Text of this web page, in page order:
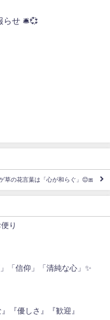
らせ 🛎💞
ゲ草の花言葉は「心が和らぐ」😌🎀
り
「信仰」「清純な心」✨
『優しさ』『歓迎』